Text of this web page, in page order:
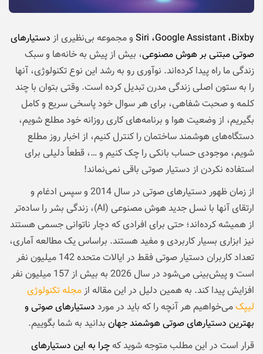
Siri ،Google Assistant ،Bixby و مجموعه بی‌نظیری از دستیارهای
صوتی مبتنی بر هوش مصنوعی، بیش از پیش به خانه‌ها و سبک
زندگی ما راه پیدا کرده‌اند. نوآوری رو به رشد این نوع تکنولوژی، آنها
را به ستون اصلی زندگی مدرن تبدیل کرده است. وقتی بتوان با چند
کلمه و صحبت شفاهی، برای هر سوال خود پاسخی سریع و کامل
بگیریم، از وضعیت هوا و برنامه‌های کاری روزانه خود مطلع شویم،
دستگاه‌های هوشمند ساختمان را کنترل کنیم، از اخبار روز مطلع
شویم، موجودی حساب بانکی را چک کنیم و …، قطعاً دلیلی برای
استفاده نکردن از دستیار صوتی باقی نمی‌نماند!
از زمان ظهور دستیارهای صوتی در سال 2014 و سپس ادغام و
ارتقای آنها با نسل جدید هوش مصنوعی (AI)، زندگی بشر را ساده‌تر
از همیشه کرده‌اند؛ حتی برای افرادی که دچار ناتوانی جسمی هستند
نیز ابزاری بسیار کاربردی و مفید هستند. براساس یک مطالعه آماری،
تعداد کاربران دستیار صوتی فقط در ایالات متحده 142 میلیون نفر
است و پیش‌بینی می‌شود در سال 2026 به بیش از 157 میلیون نفر
افزایش پیدا کند. به همین دلیل در این مقاله ازمجله تکنولوژی
لیپکمی‌خواهیم هر آنچه را که باید در مورد دستیارهای صوتی و
بهترین دستیارهای صوتی هوشمند جهان بدانید به شما بگوییم.
قرار است در این مطلب متوجه شوید که چرا به این دستیارهای